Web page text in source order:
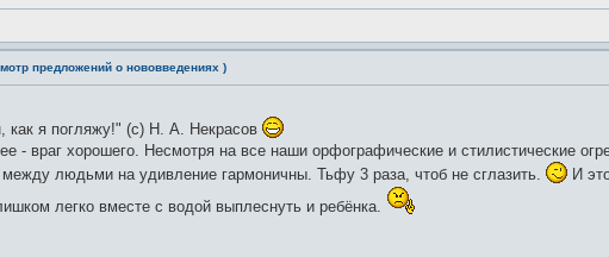
предложений о нововведениях )
как я погляжу!" (с) Н. А. Некрасов
- враг хорошего. Несмотря на все наши орфографические и стилистические
людьми на удивление гармоничны. Тьфу 3 раза, чтоб не сглазить.
И
легко вместе с водой выплеснуть и ребёнка.